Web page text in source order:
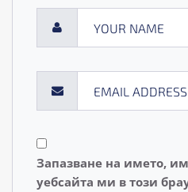
Запазване на името,
уебсайта ми в този